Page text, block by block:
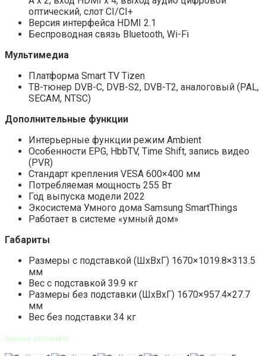
оптический, слот CI/CI+
Версия интерфейса HDMI 2.1
Беспроводная связь Bluetooth, Wi-Fi
Мультимедиа
Платформа Smart TV Tizen
ТВ-тюнер DVB-C, DVB-S2, DVB-T2, аналоговый (PAL,
SECAM, NTSC)
Дополнительные функции
Интерьерные функции режим Ambient
Особенности EPG, HbbTV, Time Shift, запись видео
(PVR)
Стандарт крепления VESA 600×400 мм
Потребляемая мощность 255 Вт
Год выпуска модели 2022
Экосистема Умного дома Samsung SmartThings
Работает в системе «умный дом»
Габариты
Размеры с подставкой (ШxВxГ) 1670×1019.8×313.5
мм
Вес с подставкой 39.9 кг
Размеры без подставки (ШxВxГ) 1670×957.4×27.7
мм
Вес без подставки 34 кг
Samsung QE75QN85B